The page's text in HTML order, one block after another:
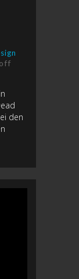
den